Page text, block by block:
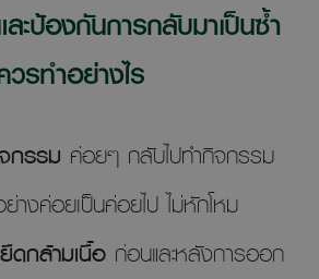
ะป้องกันการกลับมาเป็นซ้ำ
รทำอย่างไร
กรรม ค่อยๆ กลับไปทำกิจกรรม
างค่อยเป็นค่อยไป ไม่หักโหม
ดกล้ามเนื้อ ก่อนและหลังการออก